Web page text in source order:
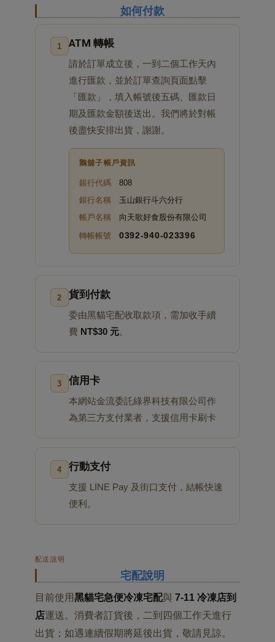
如何付款
1 ATM 轉帳
請於訂單成立後，一到二個工作天內
進行匯款，並於訂單查詢頁面點擊
「匯款」，填入帳號後五碼、匯款日
期及匯款金額後送出。我們將於對帳
後盡快安排出貨，謝謝。
鵝舖子帳戶資訊
銀行代碼808
銀行名稱玉山銀行斗六分行
帳戶名稱向天歌好食股份有限公司
轉帳帳號
0392‑940‑023396
2 貨到付款
委由黑貓宅配收取款項，需加收手續
費 NT$30 元。
3 信用卡
本網站金流委託綠界科技有限公司作
為第三方支付業者，支援信用卡刷卡
4 行動支付
支援 LINE Pay 及街口支付，結帳快速
便利。
配送說明
宅配說明
目前使用黑貓宅急便冷凍宅配與 7-11 冷凍店到
店運送。消費者訂貨後，二到四個工作天進行
出貨；如遇連續假期將延後出貨，敬請見諒。